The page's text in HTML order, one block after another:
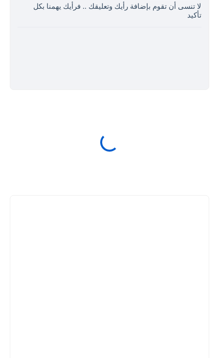
لا تنسى أن تقوم بإضافة رأيك وتعليقك .. فرأيك يهمنا بكل
تأكيد